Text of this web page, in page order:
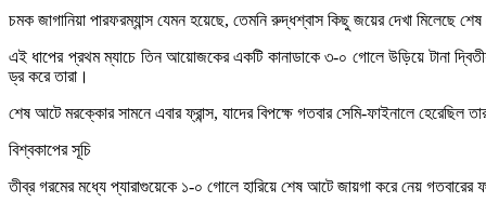
চমক জাগানিয়া পারফরম্যান্স যেমন হয়েছে, তেমনি রুদ্ধশ্বাস কিছু জয়ের দেখা মিলেছে
এই ধাপের প্রথম ম্যাচে তিন আয়োজকের একটি কানাডাকে ৩-০ গোলে উড়িয়ে টানা
ড্র করে তারা।
শেষ আটে মরক্কোর সামনে এবার ফ্রান্স, যাদের বিপক্ষে গতবার সেমি-ফাইনালে হেরেছিল
বিশ্বকাপের সূচি
তীব্র গরমের মধ্যে প্যারাগুয়েকে ১-০ গোলে হারিয়ে শেষ আটে জায়গা করে নেয়